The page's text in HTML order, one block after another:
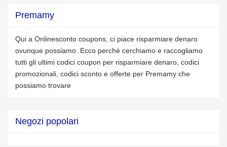
Premamy
Qui a Onlinesconto coupons, ci piace risparmiare denaro
ovunque possiamo. Ecco perché cerchiamo e raccogliamo
tutti gli ultimi codici coupon per risparmiare denaro, codici
promozionali, codici sconto e offerte per Premamy che
possiamo trovare
Negozi popolari